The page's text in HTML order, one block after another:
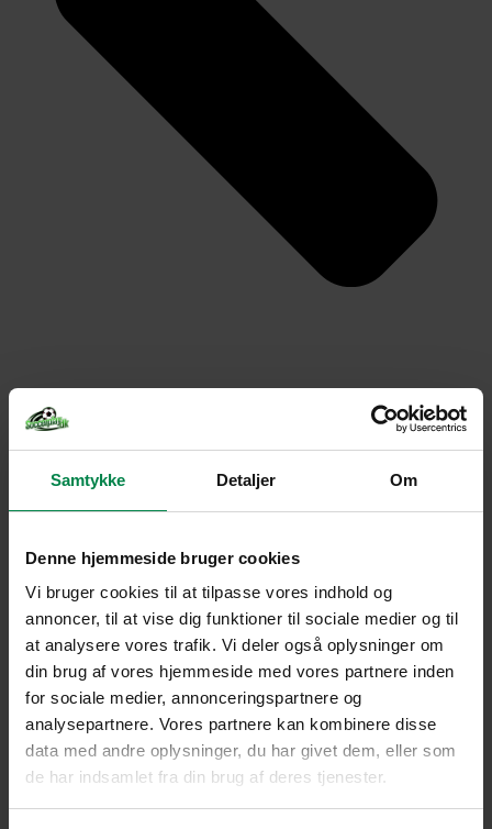
Samtykke Detaljer Om
Denne hjemmeside bruger cookies
Vi bruger cookies til at tilpasse vores indhold og
annoncer, til at vise dig funktioner til sociale medier og til
at analysere vores trafik. Vi deler også oplysninger om
din brug af vores hjemmeside med vores partnere inden
for sociale medier, annonceringspartnere og
analysepartnere. Vores partnere kan kombinere disse
data med andre oplysninger, du har givet dem, eller som
de har indsamlet fra din brug af deres tjenester.